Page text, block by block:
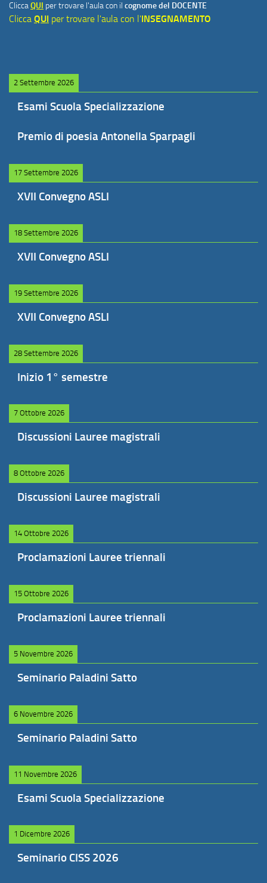
CliccaQUI per trovare l'aula con il cognome del DOCENTE
Clicca QUI per trovare l'aula con l'INSEGNAMENTO
2 Settembre 2026
Esami Scuola Specializzazione
Premio di poesia Antonella Sparpagli
17 Settembre 2026
XVII Convegno ASLI
18 Settembre 2026
XVII Convegno ASLI
19 Settembre 2026
XVII Convegno ASLI
28 Settembre 2026
Inizio 1° semestre
7 Ottobre 2026
Discussioni Lauree magistrali
8 Ottobre 2026
Discussioni Lauree magistrali
14 Ottobre 2026
Proclamazioni Lauree triennali
15 Ottobre 2026
Proclamazioni Lauree triennali
5 Novembre 2026
Seminario Paladini Satto
6 Novembre 2026
Seminario Paladini Satto
11 Novembre 2026
Esami Scuola Specializzazione
1 Dicembre 2026
Seminario CISS 2026